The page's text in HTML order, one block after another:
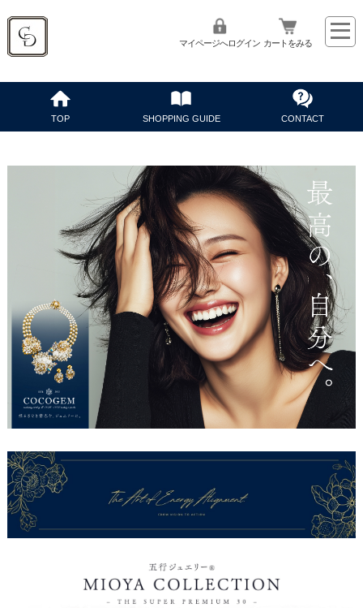
マイページへログイン カートをみる
TOP SHOPPING GUIDE CONTACT